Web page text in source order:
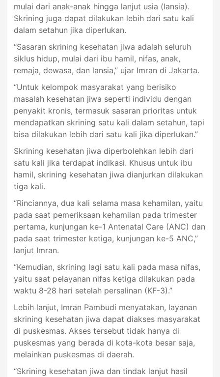
mulai dari anak-anak hingga lanjut usia (lansia).
Skrining juga dapat dilakukan lebih dari satu kali
dalam setahun jika diperlukan.
“Sasaran skrining kesehatan jiwa adalah seluruh
siklus hidup, mulai dari ibu hamil, nifas, anak,
remaja, dewasa, dan lansia,” ujar Imran di Jakarta.
“Untuk kelompok masyarakat yang berisiko
masalah kesehatan jiwa seperti individu dengan
penyakit kronis, termasuk sasaran prioritas untuk
mendapatkan skrining satu kali dalam setahun, tapi
bisa dilakukan lebih dari satu kali jika diperlukan.”
Skrining kesehatan jiwa diperbolehkan lebih dari
satu kali jika terdapat indikasi. Khusus untuk ibu
hamil, skrining kesehatan jiwa dianjurkan dilakukan
tiga kali.
“Rinciannya, dua kali selama masa kehamilan, yaitu
pada saat pemeriksaan kehamilan pada trimester
pertama, kunjungan ke-1 Antenatal Care (ANC) dan
pada saat trimester ketiga, kunjungan ke-5 ANC,”
lanjut Imran.
“Kemudian, skrining lagi satu kali pada masa nifas,
yaitu saat pelayanan nifas ketiga dilakukan pada
waktu 8-28 hari setelah persalinan (KF-3).”
Lebih lanjut, Imran Pambudi menyatakan, layanan
skrining kesehatan jiwa dapat diakses masyarakat
di puskesmas. Akses tersebut tidak hanya di
puskesmas yang berada di kota-kota besar saja,
melainkan puskesmas di daerah.
“Skrining kesehatan jiwa dan tindak lanjut hasil